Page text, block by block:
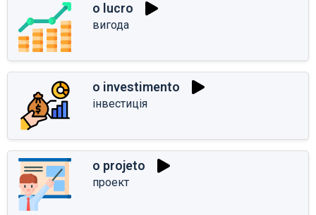
o lucro
вигода
o investimento
інвестиція
o projeto
проект